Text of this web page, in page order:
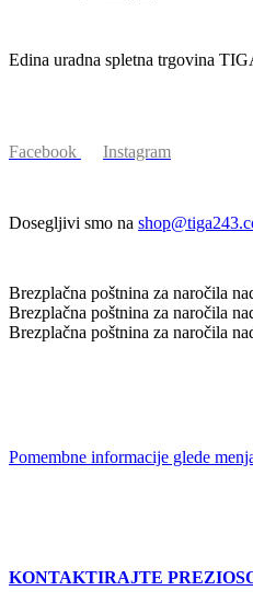
strani
€24,30.
Edina uradna spletna trgovina
Facebook Instagram
Dosegljivi smo na
Brezplačna poštnina za naročila
Brezplačna poštnina za naročila
Brezplačna poštnina za naročila
Pomembne informacije glede
KONTAKTIRAJTE